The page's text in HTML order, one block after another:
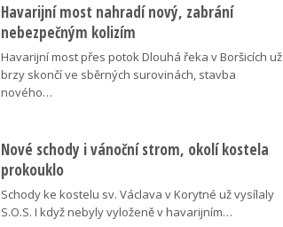
Havarijní most nahradí nový, zabrání
nebezpečným kolizím
Havarijní most přes potok Dlouhá řeka v Boršicích už
brzy skončí ve sběrných surovinách, stavba
nového…
Nové schody i vánoční strom, okolí kostela
prokouklo
Schody ke kostelu sv. Václava v Korytné už vysílaly
S.O.S. I když nebyly vyloženě v havarijním…